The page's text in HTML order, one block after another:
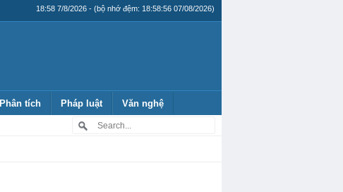
18:58 7/8/2026 - (bộ nhớ đệm: 18:58:56 07/08/2026)
Phân tích Pháp luật Văn nghệ